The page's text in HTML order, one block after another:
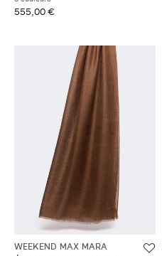
555,00 €
WEEKEND MAX MARA